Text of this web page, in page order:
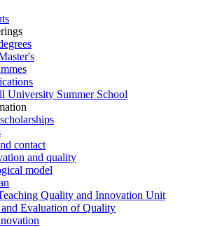
University Summer School
contact
and quality
model
Quality and Innovation Unit
Evaluation of Quality